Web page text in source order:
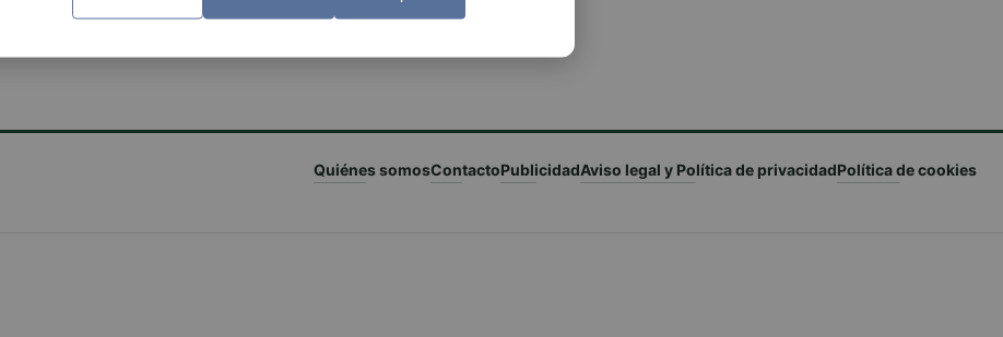
Quiénes somosContactoPublicidadAviso legal y Política de privacidadPolítica de cookies